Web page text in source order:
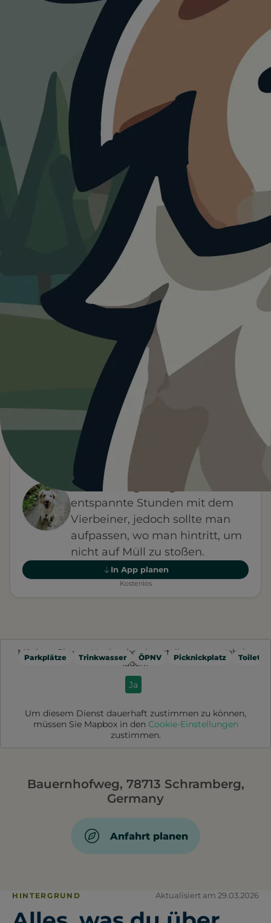
Park der Zeiten
Heute ist für Park der Zeiten.
Wetterdaten:
— °C
WETTER
HINWEIS VON FYNN
Der Park der Zeiten bietet eine
schöne Umgebung für
entspannte Stunden mit dem
Vierbeiner, jedoch sollte man
aufpassen, wo man hintritt, um
nicht auf Müll zu stoßen.
In App planen
Kostenlos
Parkplätze Trinkwasser ÖPNV Picknickplatz
Möchten Sie von Mapbox
bereitgestellte externe Inhalte
laden?
Ja
Um diesem Dienst dauerhaft zustimmen zu können,
müssen Sie Mapboxin den Cookie-Einstellungen
zustimmen.
Bauernhofweg, 78713 Schramberg,
Germany
Anfahrt planen
HINTERGRUND Aktualisiert am 29.03.2026